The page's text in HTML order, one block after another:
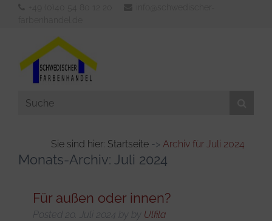
Aussenfarben
Werkzeuge
Sie sind hier: Startseite -> Archiv für Juli 2024
Monats-Archiv: Juli 2024
Für außen oder innen?
Posted 20. Juli 2024 by by Ulfila